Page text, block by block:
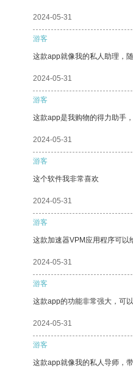
2024-05-31
游客
这款app就像我的私人助理，
2024-05-31
游客
这款app是我购物的得力助手
2024-05-31
游客
这个软件我非常喜欢
2024-05-31
游客
这款加速器VPM应用程序可以
2024-05-31
游客
这款app的功能非常强大，可
2024-05-31
游客
这款app就像我的私人导师，